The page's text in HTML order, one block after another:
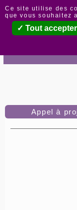
Appel à
Panneau de
Ce site utilise des
que vous souhaitez
Tout accepter